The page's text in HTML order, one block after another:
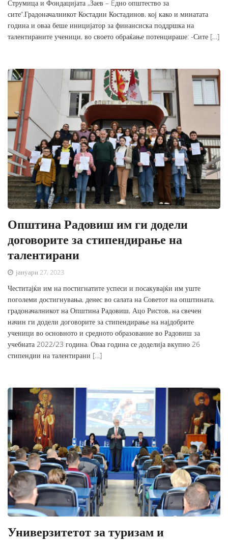
Струмица и Фондацијата „Заев – Eдно општество за
сите“.Градоначалникот Костадин Костадинов, кој како и минатата
година и оваа беше иницијатор за финансиска поддршка на
талентираните ученици, во своето обраќање потенцираше: -Сите […]
Општина Радовиш им ги додели
договорите за стипендирање на
талентирани
јануари 27, 2023
Честитајќи им на постигнатите успеси и посакувајќи им уште
поголеми достигнувања, денес во салата на Советот на општината,
градоначалникот на Општина Радовиш, Ацо Ристов, на свечен
начин ги додели договорите за стипендирање на најдобрите
ученици во основното и средното образование во Радовиш за
учебната 2022/23 година. Оваа година се доделија вкупно 26
стипендии на талентирани […]
Универзитетот за туризам и